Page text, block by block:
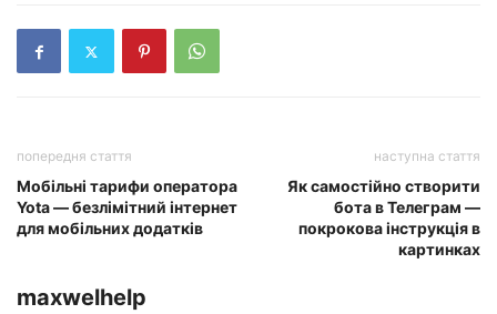
попередня стаття
Мобільні тарифи оператора
Yota — безлімітний інтернет
для мобільних додатків
наступна стаття
Як самостійно створити
бота в Телеграм —
покрокова інструкція в
картинках
maxwelhelp